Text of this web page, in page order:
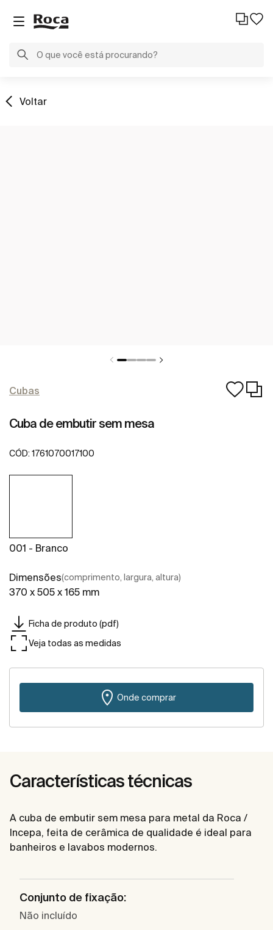
Voltar
Cubas
Cuba de embutir sem mesa
CÓD: 1761070017100
001 - Branco
Dimensões(comprimento, largura, altura)
370 x 505 x 165 mm
Ficha de produto (pdf)
Veja todas as medidas
Onde comprar
Características técnicas
A cuba de embutir sem mesa para metal da Roca /
Incepa, feita de cerâmica de qualidade é ideal para
banheiros e lavabos modernos.
Conjunto de fixação:
Não incluído